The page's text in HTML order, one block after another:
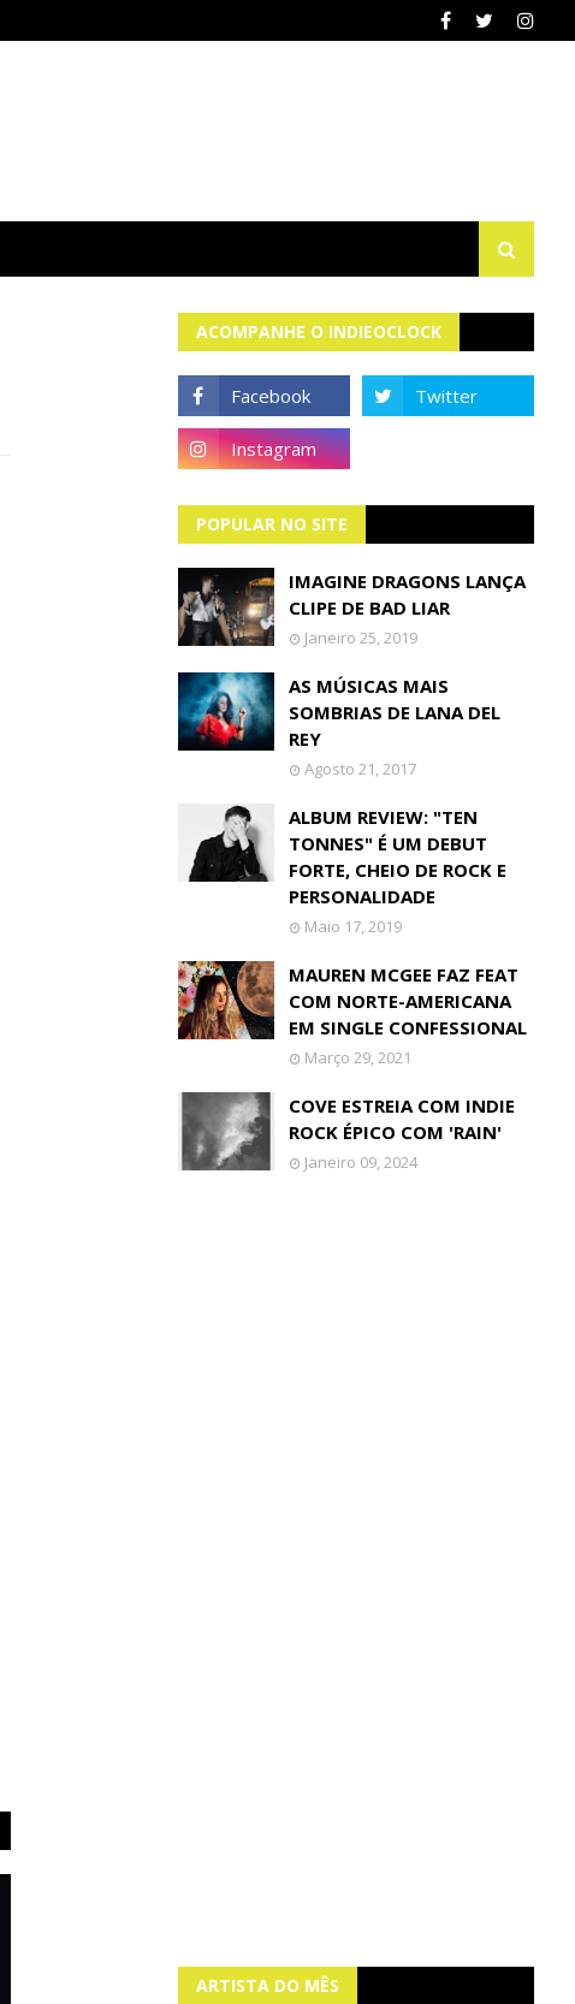
ACOMPANHE O INDIEOCLOCK
POPULAR NO SITE
IMAGINE DRAGONS LANÇA
CLIPE DE BAD LIAR
Janeiro 25, 2019
AS MÚSICAS MAIS
SOMBRIAS DE LANA DEL
REY
Agosto 21, 2017
ALBUM REVIEW: "TEN
TONNES" É UM DEBUT
FORTE, CHEIO DE ROCK E
PERSONALIDADE
Maio 17, 2019
MAUREN MCGEE FAZ FEAT
COM NORTE-AMERICANA
EM SINGLE CONFESSIONAL
Março 29, 2021
COVE ESTREIA COM INDIE
ROCK ÉPICO COM 'RAIN'
Janeiro 09, 2024
ARTISTA DO MÊS